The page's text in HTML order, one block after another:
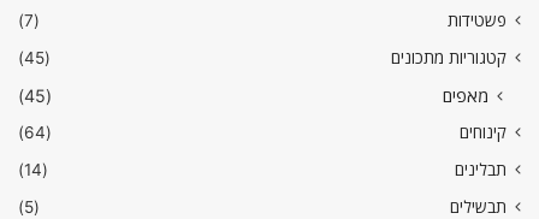
פשטידות
(7)
קטגוריות מתכונים
(45)
מאפים (45)
קינוחים
(64)
תבלינים
(14)
תבשילים
(5)